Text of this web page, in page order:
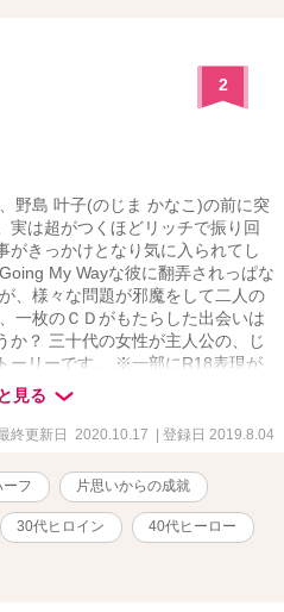
2
野島 叶子(のじま かなこ)の前に突
実は超がつくほどリッチで振り回
がきっかけとなり気に入られてし
My Wayな彼に翻弄されっぱな
、様々な問題が邪魔をして二人の
枚のＣＤがもたらした出会いは
か？ 三十代の女性が主人公の、じ
ーリーです。 ※一部にR18表現が
のスピンオフ『Ｂ級彼女とＳ級彼
うぞご覧ください。
見る
終更新日 2020.10.17 | 登録日 2019.8.04
ーフ 片思いからの成就
30代ヒロイン 40代ヒーロー